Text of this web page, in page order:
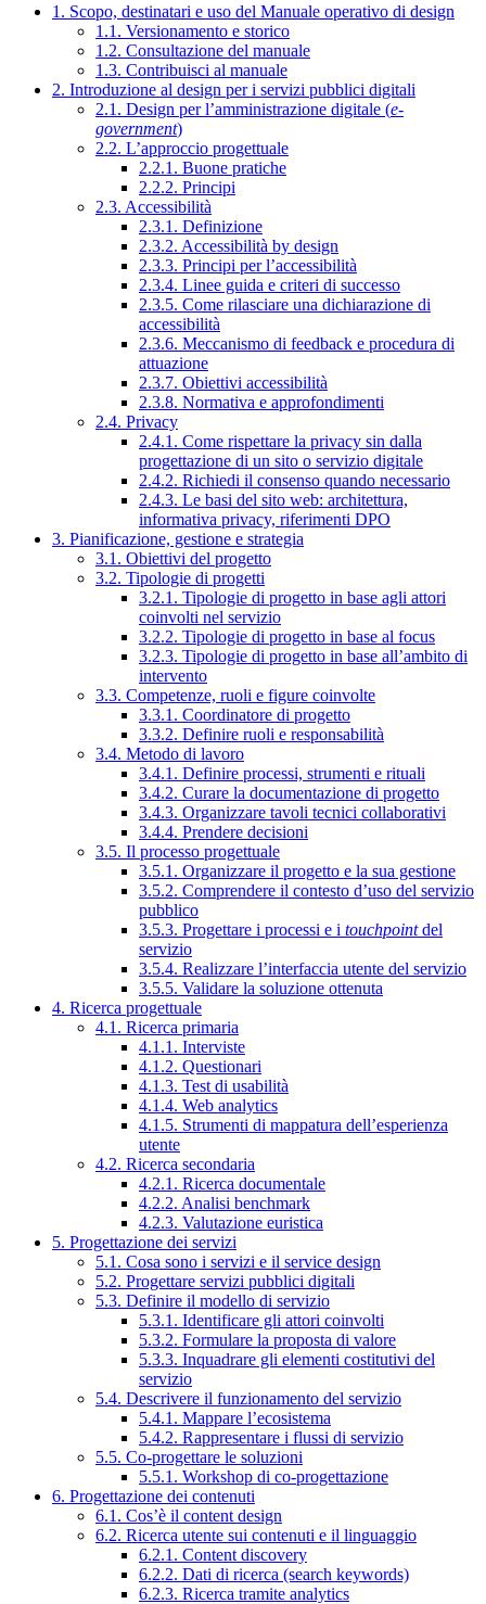
1. Scopo, destinatari e uso del Manuale operativo di design
1.1. Versionamento e storico
1.2. Consultazione del manuale
1.3. Contribuisci al manuale
2. Introduzione al design per i servizi pubblici digitali
2.1. Design per l’amministrazione digitale (e-
government)
2.2. L’approccio progettuale
2.2.1. Buone pratiche
2.2.2. Principi
2.3. Accessibilità
2.3.1. Definizione
2.3.2. Accessibilità by design
2.3.3. Principi per l’accessibilità
2.3.4. Linee guida e criteri di successo
2.3.5. Come rilasciare una dichiarazione di
accessibilità
2.3.6. Meccanismo di feedback e procedura di
attuazione
2.3.7. Obiettivi accessibilità
2.3.8. Normativa e approfondimenti
2.4. Privacy
2.4.1. Come rispettare la privacy sin dalla
progettazione di un sito o servizio digitale
2.4.2. Richiedi il consenso quando necessario
2.4.3. Le basi del sito web: architettura,
informativa privacy, riferimenti DPO
3. Pianificazione, gestione e strategia
3.1. Obiettivi del progetto
3.2. Tipologie di progetti
3.2.1. Tipologie di progetto in base agli attori
coinvolti nel servizio
3.2.2. Tipologie di progetto in base al focus
3.2.3. Tipologie di progetto in base all’ambito di
intervento
3.3. Competenze, ruoli e figure coinvolte
3.3.1. Coordinatore di progetto
3.3.2. Definire ruoli e responsabilità
3.4. Metodo di lavoro
3.4.1. Definire processi, strumenti e rituali
3.4.2. Curare la documentazione di progetto
3.4.3. Organizzare tavoli tecnici collaborativi
3.4.4. Prendere decisioni
3.5. Il processo progettuale
3.5.1. Organizzare il progetto e la sua gestione
3.5.2. Comprendere il contesto d’uso del servizio
pubblico
3.5.3. Progettare i processi e i touchpointdel
servizio
3.5.4. Realizzare l’interfaccia utente del servizio
3.5.5. Validare la soluzione ottenuta
4. Ricerca progettuale
4.1. Ricerca primaria
4.1.1. Interviste
4.1.2. Questionari
4.1.3. Test di usabilità
4.1.4. Web analytics
4.1.5. Strumenti di mappatura dell’esperienza
utente
4.2. Ricerca secondaria
4.2.1. Ricerca documentale
4.2.2. Analisi benchmark
4.2.3. Valutazione euristica
5. Progettazione dei servizi
5.1. Cosa sono i servizi e il service design
5.2. Progettare servizi pubblici digitali
5.3. Definire il modello di servizio
5.3.1. Identificare gli attori coinvolti
5.3.2. Formulare la proposta di valore
5.3.3. Inquadrare gli elementi costitutivi del
servizio
5.4. Descrivere il funzionamento del servizio
5.4.1. Mappare l’ecosistema
5.4.2. Rappresentare i flussi di servizio
5.5. Co-progettare le soluzioni
5.5.1. Workshop di co-progettazione
6. Progettazione dei contenuti
6.1. Cos’è il content design
6.2. Ricerca utente sui contenuti e il linguaggio
6.2.1. Content discovery
6.2.2. Dati di ricerca (search keywords)
6.2.3. Ricerca tramite analytics